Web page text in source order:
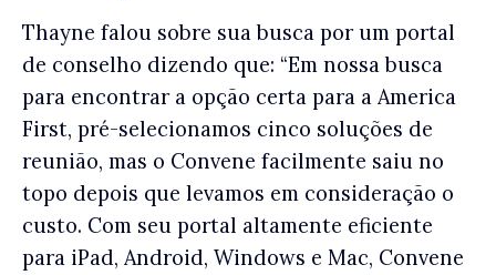
Thayne falou sobre sua busca por um portal
de conselho dizendo que: “Em nossa busca
para encontrar a opção certa para a America
First, pré-selecionamos cinco soluções de
reunião, mas o Convene facilmente saiu no
topo depois que levamos em consideração o
custo. Com seu portal altamente eficiente
para iPad, Android, Windows e Mac, Convene